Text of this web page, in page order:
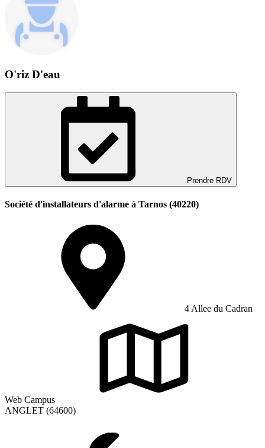
O'riz D'eau
Prendre RDV
Société d'installateurs d'alarme à Tarnos (40220)
4 Allee du Cadran
Web Campus
ANGLET (64600)